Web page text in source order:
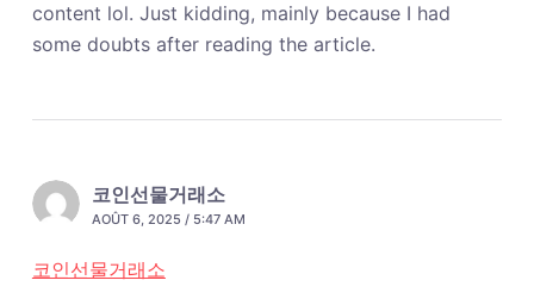
content lol. Just kidding, mainly because I had
some doubts after reading the article.
코인선물거래소
AOÛT 6, 2025 / 5:47 AM
코인선물거래소